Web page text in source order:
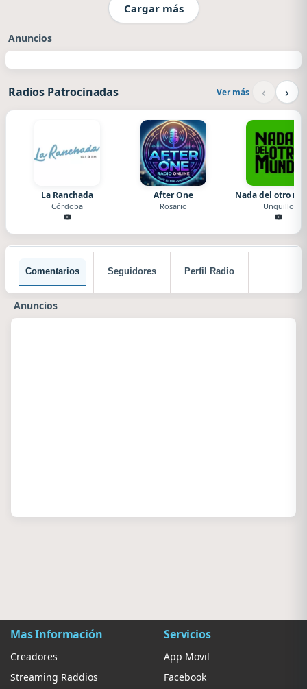
Cargar más
Anuncios
Radios Patrocinadas Ver más ‹ ›
La Ranchada
Córdoba
After One
Rosario
Nada del otro
Unquillo
Comentarios Seguidores Perfil Radio
Anuncios
Mas Información
Creadores
Streaming Raddios
Servicios
App Movil
Facebook